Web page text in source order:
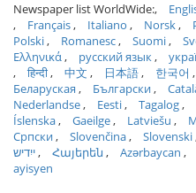
Newspaper list WorldWide:
Français
Italiano Norsk
Polski
Romanesc Suomi
Ελληνικά
русский язык
हिन्दी
中文 日本語 한국어
Беларуская
Български
Nederlandse
Eesti Tagalog
Íslenska
Gaeilge Latviešu
Српски
Slovenčina Slovenski
ייִדיש
Հայերեն Azərbaycan
ayisyen